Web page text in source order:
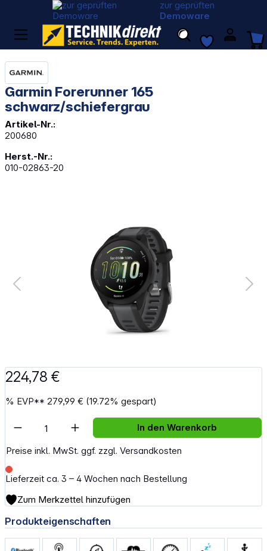
zur geprüften
Demoware
Garmin Forerunner 165
schwarz/schiefergrau
Artikel-Nr.:
200680
Herst.-Nr.:
010-02863-20
224,78 €
% EVP**279,99 € (19.72% gespart)
Preise inkl. MwSt. ggf. zzgl. Versandkosten
Lieferzeit ca. 3 – 4 Wochen nach Bestellung
Artikel Anzahl: Gib den gewünschten
In den Warenkorb
Zum Merkzettel hinzufügen
Produkteigenschaften